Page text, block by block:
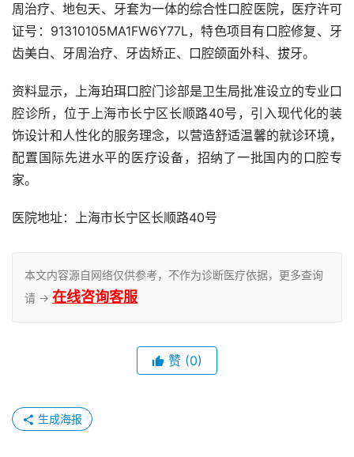
周治疗、地包天、牙套为一体的综合性口腔医院，医疗许可
证号：91310105MA1FW6Y77L，特色项目有口腔修复、牙
齿美白、牙周治疗、牙齿矫正、口腔颌面外科、拔牙。
资料显示，上海珀珥口腔门诊部是卫生局批准设立的专业口
腔诊所，位于上海市长宁区长顺路40号，引入现代化的装
饰设计和人性化的服务理念，以营造舒适温馨的就诊环境，
配置国际先进水平的医疗设备，招纳了一批国内的口腔专
家。
医院地址：上海市长宁区长顺路40号
本文内容源自网络仅供参考，不作为诊断医疗依据，更多查询
请 → 在线咨询客服
赞 (0)
生成海报